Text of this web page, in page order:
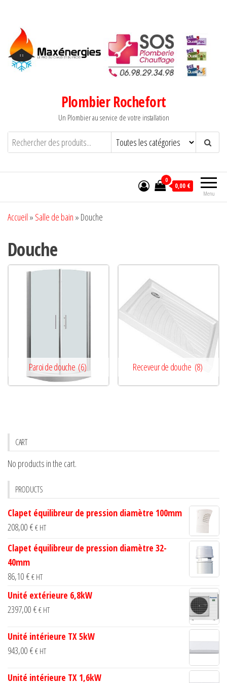
contenu
Plombier Rochefort
Un Plombier au service de votre installation
Menu
0
0,00 €
Accueil » Salle de bain » Douche
Douche
Paroi de douche (6) Receveur de douche (8)
CART
No products in the cart.
PRODUCTS
Clapet équilibreur de pression diamètre 100mm
208,00 € € HT
Clapet équilibreur de pression diamètre 32-
40mm
86,10 € € HT
Unité extérieure 6,8kW
2397,00 € € HT
Unité intérieure TX 5kW
943,00 € € HT
Unité intérieure TX 1,6kW